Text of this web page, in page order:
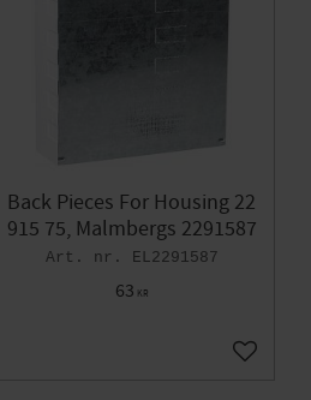
Back Pieces For Housing 22
915 75, Malmbergs 2291587
EL2291587
63 KR
Add to